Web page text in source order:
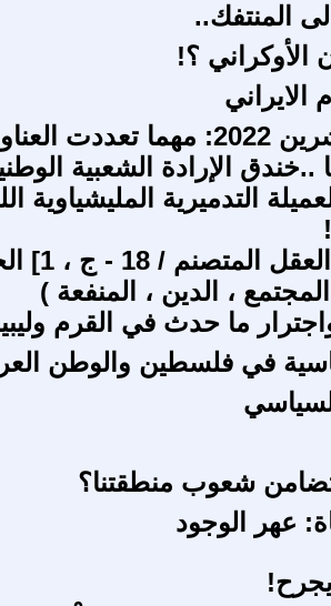
المنتفك..
الأوكراني ؟!
الايراني
معركة الأول من تشرين 2022: مهما
..خندق الإرادة الشعبية
التدميرية المليشياوية
17 - مدخل .
المجتمع ، الدين ، المنفعة )
ما حدث في القرم وليبيا
في فلسطين والوطن
شعوب منطقتنا؟
عهر الوجود
يجرح!